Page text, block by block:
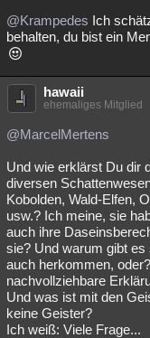
@Krampedes Ich
behalten, du bist ein
hawaii
ehemaliges Mitglied
@MarcelMertens
Und wie erklärst Du dir
diversen
Kobolden, Wald-Elfen,
usw.? Ich meine, sie
auch ihre
sie? Und warum gibt
auch herkommen,
nachvollziehbare
Und was ist mit den
keine Geister?
Ich weiß: Viele Frage...